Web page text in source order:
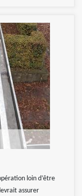
loin d’être
assurer